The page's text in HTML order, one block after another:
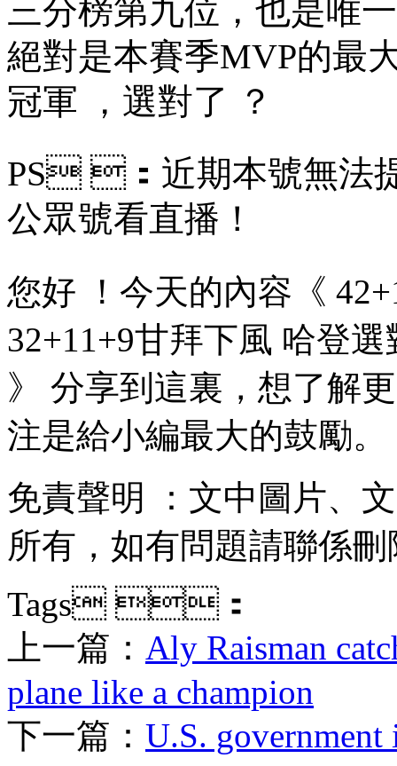
三分榜第九位 ，也是唯一
絕對是本賽季MVP的最大
冠軍 ，選對了 ？
PS ：近期本號無法提
公眾號看直播！
您好 ！今天的內容《
32+11+9甘拜下風 哈登選
》 分享到這裏，想了解更
注是給小編最大的鼓勵。
免責聲明 ：文中圖片
所有，如有問題請聯係刪除
Tags ：
上一篇： Aly Raisman
plane like a champion
下一篇： U.S. government